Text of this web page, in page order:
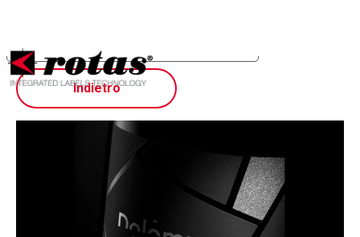
Indietro
Aviso en el momento de la recogida